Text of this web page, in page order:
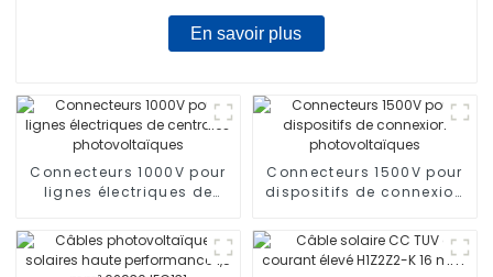
En savoir plus
Connecteurs 1000V pour
lignes électriques de
photovoltaïques
Connecteurs 1500V pour
dispositifs de connexion